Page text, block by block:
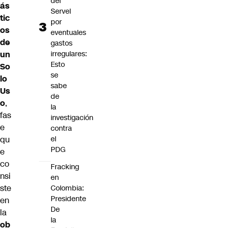
ás
tic
os
de
un
So
lo
Us
o,
fas
e
qu
e
co
nsi
ste
en
la
ob
Servel
por
eventuales
gastos
irregulares:
Esto
se
sabe
de
la
investigación
contra
el
PDG
Fracking
en
Colombia:
Presidente
De
la